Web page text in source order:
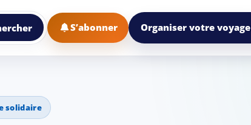
Mikoné
S’abonner Organiser votre voyage
solidaire